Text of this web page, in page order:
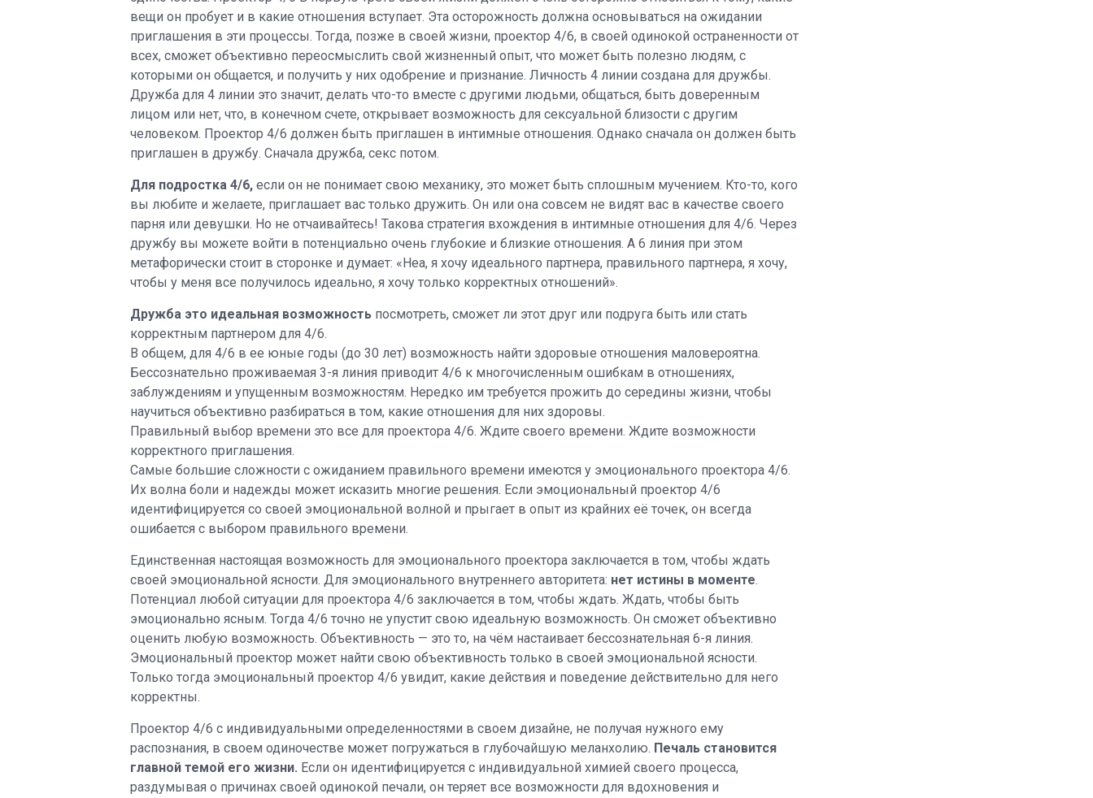
вещи он пробует и в какие отношения вступает. Эта осторожность должна основываться на ожидании
приглашения в эти процессы. Тогда, позже в своей жизни, проектор 4/6, в своей одинокой остраненности от
всех, сможет объективно переосмыслить свой жизненный опыт, что может быть полезно людям, с
которыми он общается, и получить у них одобрение и признание. Личность 4 линии создана для дружбы.
Дружба для 4 линии это значит, делать что-то вместе с другими людьми, общаться, быть доверенным
лицом или нет, что, в конечном счете, открывает возможность для сексуальной близости с другим
человеком. Проектор 4/6 должен быть приглашен в интимные отношения. Однако сначала он должен быть
приглашен в дружбу. Сначала дружба, секс потом.
Для подростка 4/6, если он не понимает свою механику, это может быть сплошным мучением. Кто-то, кого
вы любите и желаете, приглашает вас только дружить. Он или она совсем не видят вас в качестве своего
парня или девушки. Но не отчаивайтесь! Такова стратегия вхождения в интимные отношения для 4/6. Через
дружбу вы можете войти в потенциально очень глубокие и близкие отношения. А 6 линия при этом
метафорически стоит в сторонке и думает: «Неа, я хочу идеального партнера, правильного партнера, я хочу,
чтобы у меня все получилось идеально, я хочу только корректных отношений».
Дружба это идеальная возможность посмотреть, сможет ли этот друг или подруга быть или стать
корректным партнером для 4/6.
В общем, для 4/6 в ее юные годы (до 30 лет) возможность найти здоровые отношения маловероятна.
Бессознательно проживаемая 3-я линия приводит 4/6 к многочисленным ошибкам в отношениях,
заблуждениям и упущенным возможностям. Нередко им требуется прожить до середины жизни, чтобы
научиться объективно разбираться в том, какие отношения для них здоровы.
Правильный выбор времени это все для проектора 4/6. Ждите своего времени. Ждите возможности
корректного приглашения.
Самые большие сложности с ожиданием правильного времени имеются у эмоционального проектора 4/6.
Их волна боли и надежды может исказить многие решения. Если эмоциональный проектор 4/6
идентифицируется со своей эмоциональной волной и прыгает в опыт из крайних её точек, он всегда
ошибается с выбором правильного времени.
Единственная настоящая возможность для эмоционального проектора заключается в том, чтобы ждать
своей эмоциональной ясности. Для эмоционального внутреннего авторитета: нет истины в моменте.
Потенциал любой ситуации для проектора 4/6 заключается в том, чтобы ждать. Ждать, чтобы быть
эмоционально ясным. Тогда 4/6 точно не упустит свою идеальную возможность. Он сможет объективно
оценить любую возможность. Объективность — это то, на чём настаивает бессознательная 6-я линия.
Эмоциональный проектор может найти свою объективность только в своей эмоциональной ясности.
Только тогда эмоциональный проектор 4/6 увидит, какие действия и поведение действительно для него
корректны.
Проектор 4/6 с индивидуальными определенностями в своем дизайне, не получая нужного ему
распознания, в своем одиночестве может погружаться в глубочайшую меланхолию. Печаль становится
главной темой его жизни. Если он идентифицируется с индивидуальной химией своего процесса,
раздумывая о причинах своей одинокой печали, он теряет все возможности для вдохновения и